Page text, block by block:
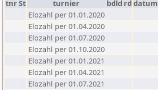
tnrSt turnier bdld rd datum
Elozahl per 01.01.2020
Elozahl per 01.04.2020
Elozahl per 01.07.2020
Elozahl per 01.10.2020
Elozahl per 01.01.2021
Elozahl per 01.04.2021
Elozahl per 01.07.2021